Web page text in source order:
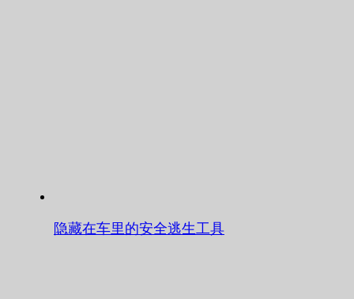
隐藏在车里的安全逃生工具